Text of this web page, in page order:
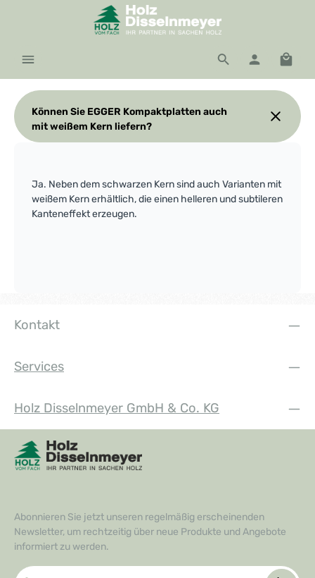
Zum Hauptinhalt springen
Können Sie EGGER Kompaktplatten auch
mit weißem Kern liefern?
Ja. Neben dem schwarzen Kern sind auch Varianten mit
weißem Kern erhältlich, die einen helleren und subtileren
Kanteneffekt erzeugen.
Kontakt
Services
Holz Disselnmeyer GmbH & Co. KG
Abonnieren Sie jetzt unseren regelmäßig erscheinenden
Newsletter, um rechtzeitig über neue Produkte und Angebote
informiert zu werden.
E-Mail-Adresse*